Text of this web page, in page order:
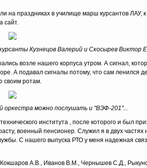
на праздниках в училище марш курсантов ЛАУ,
сайт.
Кузнецов Валерий и Скосырев Виктор
возле нашего корпуса утром. А сигнал,
А подавал сигналы потому, что сам ленился
своим ротам.
оркестра можно послушать и "ВЭФ-201"...
института , после которого и был
военный пенсионер. Служил я в двух частях
С нашего выпуска РТО у меня надежная
А.В., Иванов В.М., Чернышев С.Д.,